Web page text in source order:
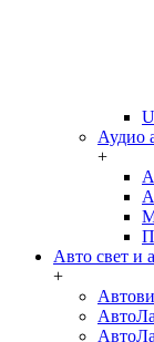
Аудио
+
Авто свет и
+